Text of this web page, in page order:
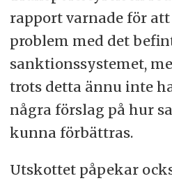
rapport varnade för
problem med det
sanktionssystemet,
trots detta ännu inte
några förslag på hur
kunna förbättras.
Utskottet påpekar